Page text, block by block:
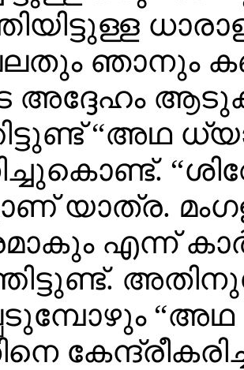
ഞാനും
അദ്ദേഹം
“അഥ
യാത്ര.
എന്ന്
“അഥ